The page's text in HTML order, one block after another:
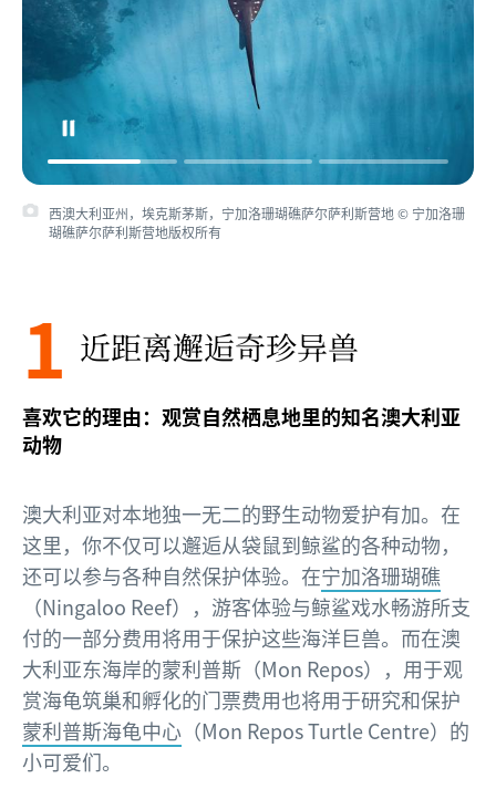
西澳大利亚州，埃克斯茅斯，宁加洛珊瑚礁萨尔萨利斯营地 © 宁加洛珊
瑚礁萨尔萨利斯营地版权所有
1 近距离邂逅奇珍异兽
喜欢它的理由：观赏自然栖息地里的知名澳大利亚
动物
澳大利亚对本地独一无二的野生动物爱护有加。在
这里，你不仅可以邂逅从袋鼠到鲸鲨的各种动物，
还可以参与各种自然保护体验。在宁加洛珊瑚礁
（Ningaloo Reef），游客体验与鲸鲨戏水畅游所支
付的一部分费用将用于保护这些海洋巨兽。而在澳
大利亚东海岸的蒙利普斯（Mon Repos），用于观
赏海龟筑巢和孵化的门票费用也将用于研究和保护
蒙利普斯海龟中心 （Mon Repos Turtle Centre）的
小可爱们。